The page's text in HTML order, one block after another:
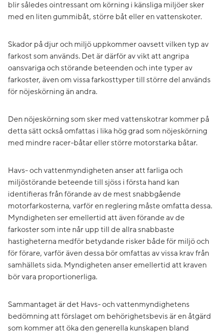
blir således ointressant om körning i känsliga miljöer sker
med en liten gummibåt, större båt eller en vattenskoter.
Skador på djur och miljö uppkommer oavsett vilken typ av
farkost som används. Det är därför av vikt att angripa
oansvariga och störande beteenden och inte typer av
farkoster, även om vissa farkosttyper till större del används
för nöjeskörning än andra.
Den nöjeskörning som sker med vattenskotrar kommer på
detta sätt också omfattas i lika hög grad som nöjeskörning
med mindre racer-båtar eller större motorstarka båtar.
Havs- och vattenmyndigheten anser att farliga och
miljöstörande beteende till sjöss i första hand kan
identifieras från förande av de mest snabbgående
motorfarkosterna, varför en reglering måste omfatta dessa.
Myndigheten ser emellertid att även förande av de
farkoster som inte når upp till de allra snabbaste
hastigheterna medför betydande risker både för miljö och
för förare, varför även dessa bör omfattas av vissa krav från
samhällets sida. Myndigheten anser emellertid att kraven
bör vara proportionerliga.
Sammantaget är det Havs- och vattenmyndighetens
bedömning att förslaget om behörighetsbevis är en åtgärd
som kommer att öka den generella kunskapen bland